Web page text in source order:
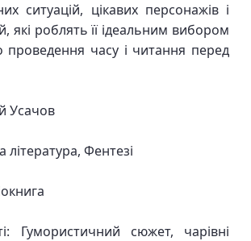
ситуацій, цікавих персонажів і
які роблять її ідеальним вибором
проведення часу і читання перед
Усачов
Фентезі
Гумористичний сюжет, чарівні